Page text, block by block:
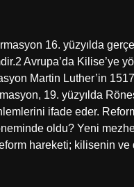
16. yüzyılda
Avrupa’da Kilise’ye
Martin Luther’in
19. yüzyılda
ifade eder.
oldu? Yeni
hareketi; kilisenin ve